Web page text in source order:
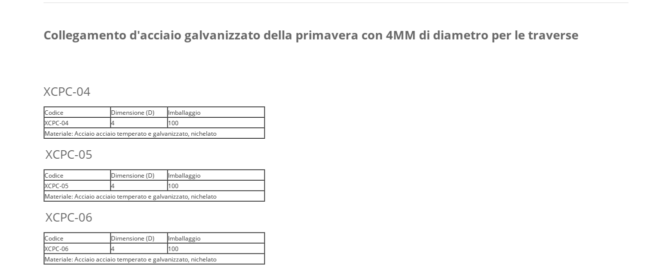
Collegamento d'acciaio galvanizzato della primavera con 4MM di diametro per le traverse
XCPC-04
Codice Dimensione (D)
Imballaggio
XCPC-04
4
100
Materiale: Acciaio acciaio temperato e galvanizzato, nichelato
XCPC-05
Codice Dimensione (D)
Imballaggio
XCPC-05
4
100
Materiale: Acciaio acciaio temperato e galvanizzato, nichelato
XCPC-06
Codice Dimensione (D)
Imballaggio
XCPC-06
4
100
Materiale: Acciaio acciaio temperato e galvanizzato, nichelato